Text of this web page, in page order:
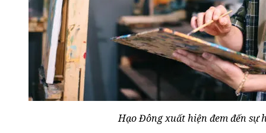
Hạo Đông xuất hiện đem đến sự